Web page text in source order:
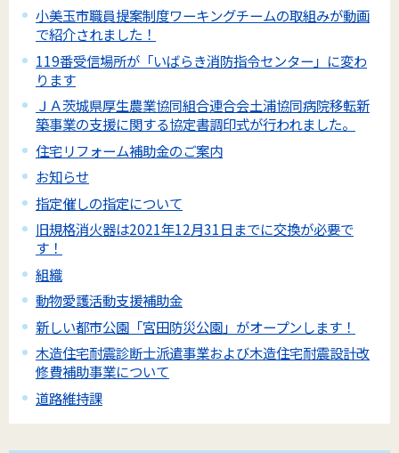
小美玉市職員提案制度ワーキングチームの取組みが動画
で紹介されました！
119番受信場所が「いばらき消防指令センター」に変わ
ります
ＪＡ茨城県厚生農業協同組合連合会土浦協同病院移転新
築事業の支援に関する協定書調印式が行われました。
住宅リフォーム補助金のご案内
お知らせ
指定催しの指定について
旧規格消火器は2021年12月31日までに交換が必要で
す！
組織
動物愛護活動支援補助金
新しい都市公園「宮田防災公園」がオープンします！
木造住宅耐震診断士派遣事業および木造住宅耐震設計改
修費補助事業について
道路維持課